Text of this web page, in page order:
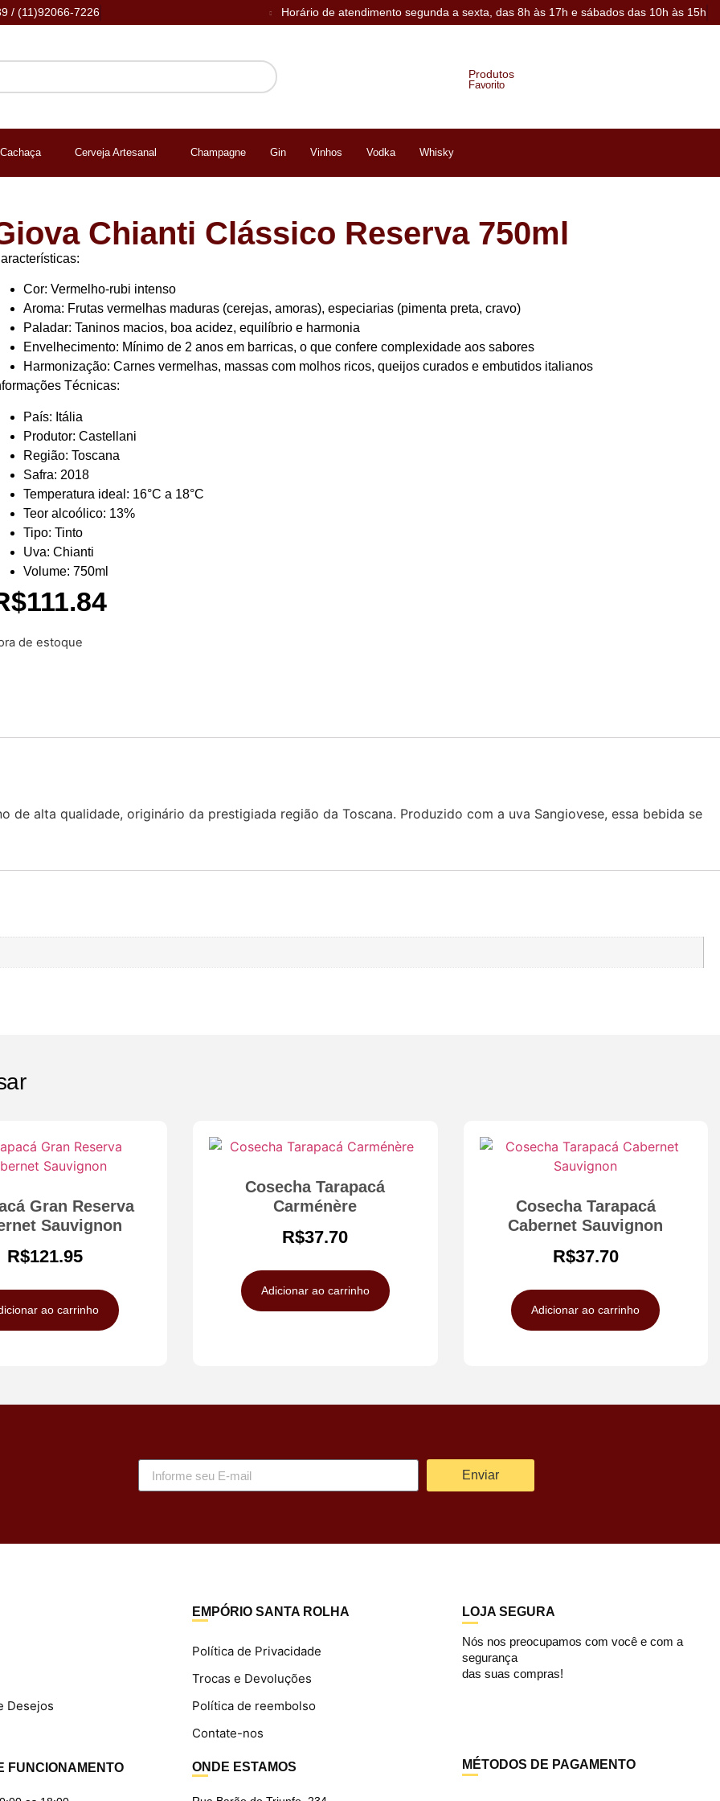
/ (11)92066-7226 Horário de atendimento segunda a sexta, das 8h às 17h e sábados das 10h às 15h
Produtos
Favorito
Cachaça Cerveja Artesanal Champagne Gin Vinhos Vodka Whisky
Chianti Clássico Reserva 750ml
Cor:Vermelho-rubi intenso
Aroma: Frutas vermelhas maduras (cerejas, amoras), especiarias (pimenta preta, cravo)
Paladar:Taninos macios, boa acidez, equilíbrio e harmonia
Envelhecimento: Mínimo de 2 anos em barricas, o que confere complexidade aos sabores
Harmonização:Carnes vermelhas, massas com molhos ricos, queijos curados e embutidos italianos
Técnicas:
País: Itália
Produtor:Castellani
Região:Toscana
Safra: 2018
Temperatura ideal: 16°C a 18°C
Teor alcoólico: 13%
Tipo:Tinto
Uva:Chianti
Volume:750ml
111.84
de estoque
de alta qualidade, originário da prestigiada região da Toscana. Produzido com a uva Sangiovese, essa bebida se
Gran Reserva
Sauvignon
R$121.95
ao carrinho
Cosecha Tarapacá
Carménère
R$37.70
Adicionar ao carrinho
Cosecha Tarapacá
Cabernet Sauvignon
R$37.70
Adicionar ao carrinho
Enviar
Desejos
FUNCIONAMENTO
EMPÓRIO SANTA ROLHA
Política de Privacidade
Trocas e Devoluções
Política de reembolso
Contate-nos
ONDE ESTAMOS
LOJA SEGURA
Nós nos preocupamos com você e com a
segurança
das suas compras!
MÉTODOS DE PAGAMENTO